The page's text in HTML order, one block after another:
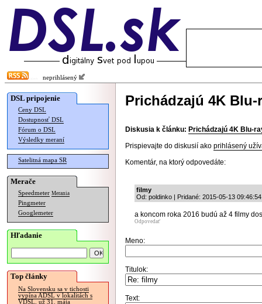
neprihlásený
DSL pripojenie
Ceny DSL
Dostupnosť DSL
Fórum o DSL
Výsledky meraní
Satelitná mapa SR
Merače
Speedmeter Merania
Pingmeter
Googlemeter
Hľadanie
Top články
Na Slovensku sa v tichosti
vypína ADSL v lokalitách s
VDSL, už 31. mája
Prichádzajú 4K
Diskusia k článku: Prichádzajú 4K Blu-
Prispievajte do diskusií ako prihlásený
Komentár, na ktorý odpovedáte:
filmy
Od: poldinko | Pridané: 2015-05-13 09:46:54
a koncom roka 2016 budú až 4 filmy
Odpovedať
Meno:
Titulok:
Text: